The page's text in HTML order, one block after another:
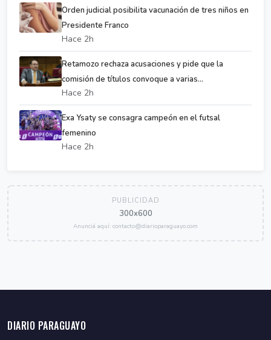
Orden judicial posibilita vacunación de tres niños en
Presidente Franco
Hace 2h
Retamozo rechaza acusaciones y pide que la
comisión de títulos convoque a varias...
Hace 2h
Exa Ysaty se consagra campeón en el futsal
femenino
Hace 2h
PUBLICIDAD
300x600
Anunciá aquí: contacto@diarioparaguayo.com
DIARIO PARAGUAYO